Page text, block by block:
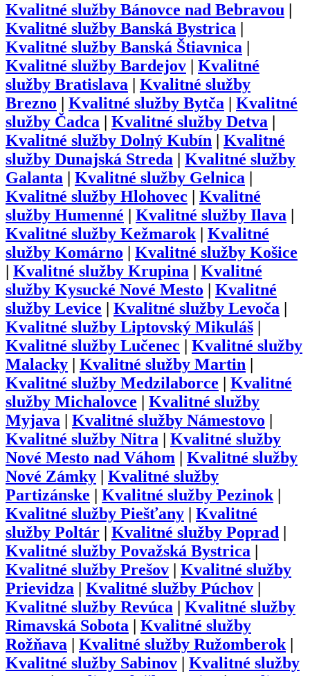
Kvalitné služby Bánovce nad Bebravou
Kvalitné služby Banská Bystrica
Kvalitné služby Banská Štiavnica
Kvalitné služby Bardejov
Kvalitné
služby Bratislava
Kvalitné služby
Brezno
Kvalitné služby Bytča
Kvalitné
služby Čadca Kvalitné služby Detva
Kvalitné služby Dolný Kubín
Kvalitné
služby Dunajská Streda
Kvalitné služby
Galanta
Kvalitné služby Gelnica
Kvalitné služby Hlohovec
Kvalitné
služby Humenné Kvalitné služby Ilava
Kvalitné služby Kežmarok| Kvalitné
služby Komárno Kvalitné služby Košice
Kvalitné služby Krupina
Kvalitné
služby Kysucké Nové Mesto
Kvalitné
služby Levice Kvalitné služby Levoča
Kvalitné služby Liptovský Mikuláš
Kvalitné služby Lučenec
Kvalitné služby
Malacky
Kvalitné služby Martin
Kvalitné služby Medzilaborce
Kvalitné
služby Michalovce
Kvalitné služby
Myjava
Kvalitné služby Námestovo
Kvalitné služby Nitra
Kvalitné služby
Nové Mesto nad Váhom
Kvalitné služby
Nové Zámky
Kvalitné služby
Partizánske
Kvalitné služby Pezinok|
Kvalitné služby Piešťany
Kvalitné
služby Poltár Kvalitné služby Poprad
Kvalitné služby Považská Bystrica
Kvalitné služby Prešov
Kvalitné služby
Prievidza
Kvalitné služby Púchov
Kvalitné služby Revúca
Kvalitné služby
Rimavská Sobota
Kvalitné služby
Rožňava
Kvalitné služby Ružomberok|
Kvalitné služby Sabinov
Kvalitné služby